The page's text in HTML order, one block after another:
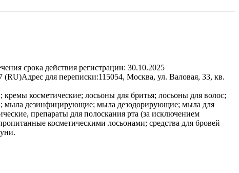
срока действия регистрации: 30.10.2025
(RU)Адрес для переписки:115054, Москва, ул. Валовая, 33, кв.
косметические; лосьоны для бритья; лосьоны для волос;
мыла дезинфицирующие; мыла дезодорирующие; мыла для
препараты для полоскания рта (за исключением
косметическими лосьонами; средства для бровей